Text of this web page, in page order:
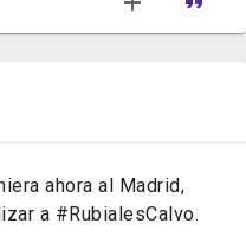
ahora al Madrid,
a #RubialesCalvo.